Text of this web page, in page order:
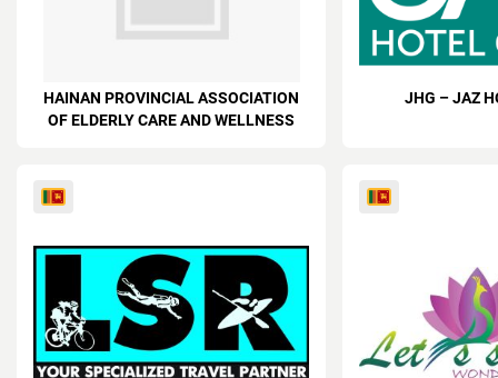
HAINAN PROVINCIAL ASSOCIATION
OF ELDERLY CARE AND WELLNESS
JHG – JAZ